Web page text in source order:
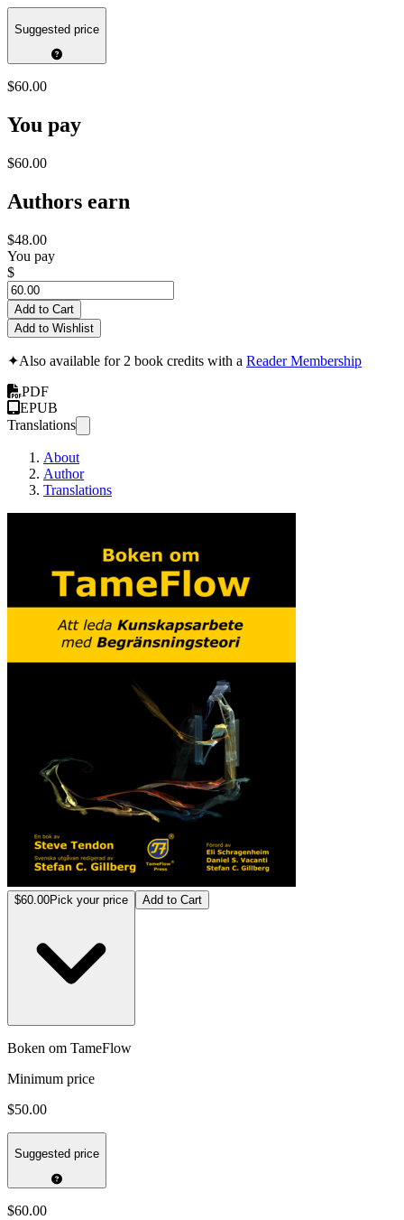
Suggested price
$60.00
You pay
$60.00
Authors earn
$48.00
You pay
$
Add to Cart
Add to Wishlist
✦Also available for 2 book credits with a Reader Membership
PDF
EPUB
Translations
About
Author
Translations
$60.00Pick your price Add to Cart
Boken om TameFlow
Minimum price
$50.00
Suggested price
$60.00